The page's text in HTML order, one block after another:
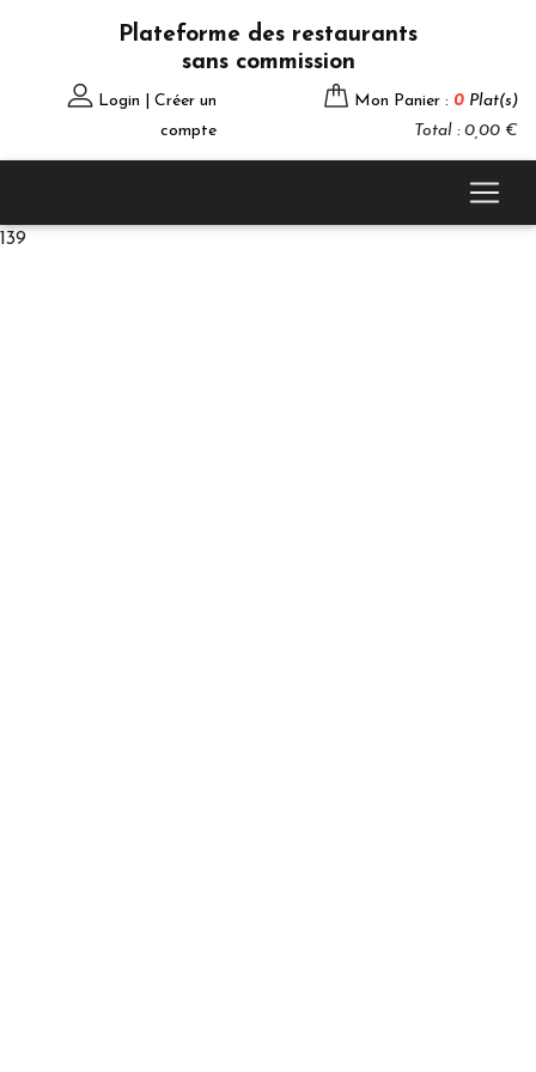
Plateforme des restaurants
sans commission
Login | Créer un
compte
Mon Panier : 0 Plat(s)
Total : 0,00 €
139